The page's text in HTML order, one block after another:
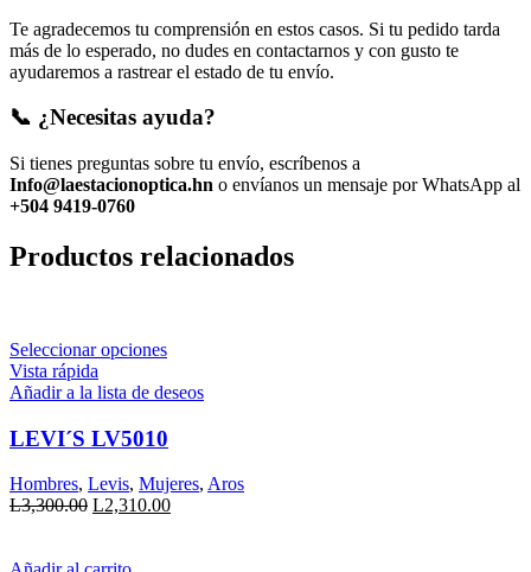
Te agradecemos tu comprensión en estos casos. Si tu pedido tarda
más de lo esperado, no dudes en contactarnos y con gusto te
ayudaremos a rastrear el estado de tu envío.
📞 ¿Necesitas ayuda?
Si tienes preguntas sobre tu envío, escríbenos a
Info@laestacionoptica.hn o envíanos un mensaje por WhatsApp al
+504 9419-0760
Productos relacionados
Seleccionar opcionesEste
tiene
variantes.
Las
opciones
se
pueden
Vista rápida
Añadir a la lista de deseos
LEVI´S LV5010
Hombres, Levis, Mujeres, Aros
L3,300.00 El
L2,310.00El